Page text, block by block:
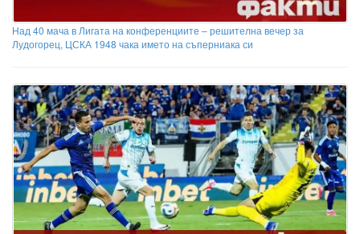
Над 40 мача в Лигата на конференциите – решителна вечер за
Лудогорец, ЦСКА 1948 чака името на съперниака си